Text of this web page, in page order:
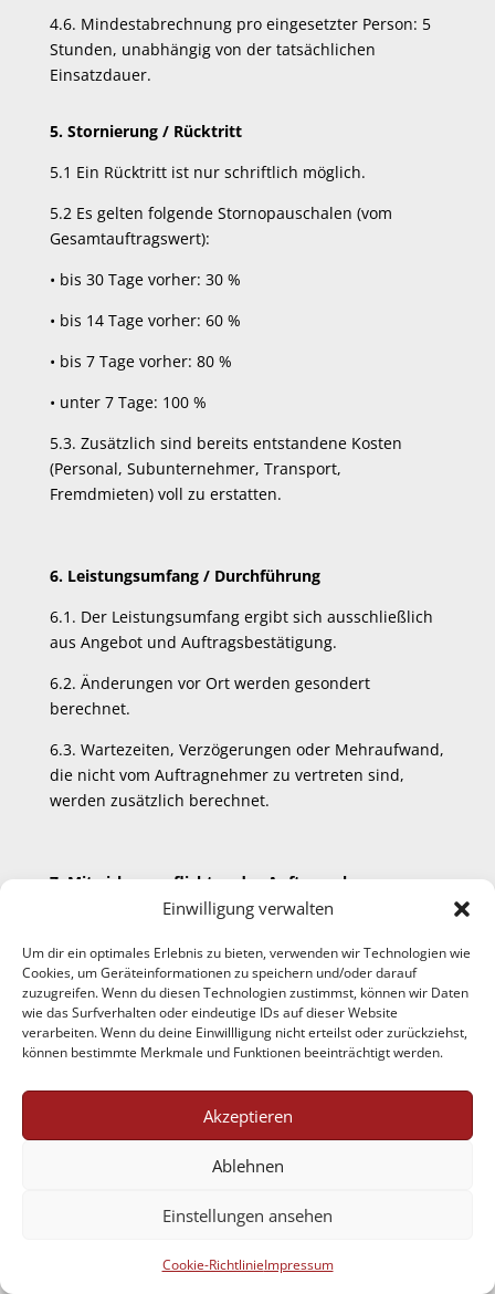
Einwilligung verwalten
Um dir ein optimales Erlebnis zu bieten, verwenden wir Technologien wie
Cookies, um Geräteinformationen zu speichern und/oder darauf
zuzugreifen. Wenn du diesen Technologien zustimmst, können wir Daten
wie das Surfverhalten oder eindeutige IDs auf dieser Website
verarbeiten. Wenn du deine Einwillligung nicht erteilst oder zurückziehst,
können bestimmte Merkmale und Funktionen beeinträchtigt werden.
Akzeptieren
Ablehnen
Einstellungen ansehen
Cookie-RichtlinieImpressum
4.6. Mindestabrechnung pro eingesetzter Person: 5
Stunden, unabhängig von der tatsächlichen
Einsatzdauer.
5. Stornierung / Rücktritt
5.1 Ein Rücktritt ist nur schriftlich möglich.
5.2 Es gelten folgende Stornopauschalen (vom
Gesamtauftragswert):
• bis 30 Tage vorher: 30 %
• bis 14 Tage vorher: 60 %
• bis 7 Tage vorher: 80 %
• unter 7 Tage: 100 %
5.3. Zusätzlich sind bereits entstandene Kosten
(Personal, Subunternehmer, Transport,
Fremdmieten) voll zu erstatten.
6. Leistungsumfang / Durchführung
6.1. Der Leistungsumfang ergibt sich ausschließlich
aus Angebot und Auftragsbestätigung.
6.2. Änderungen vor Ort werden gesondert
berechnet.
6.3. Wartezeiten, Verzögerungen oder Mehraufwand,
die nicht vom Auftragnehmer zu vertreten sind,
werden zusätzlich berechnet.
7. Mitwirkungspflichten des Auftraggebers
Der Auftraggeber stellt auf eigene Kosten sicher:
• rechtzeitigen Zugang zur Location
• geeignete Stromversorgung
• Einhaltung aller Sicherheitsvorschriften
• Ansprechpartner vor Ort
Verzögerungen gehen vollständig zu Lasten des
8. Haftung des Auftraggebers (entscheidender